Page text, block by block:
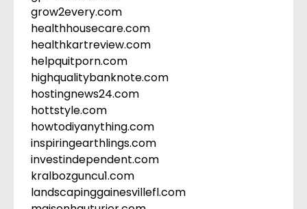
grow2every.com
healthhousecare.com
healthkartreview.com
helpquitporn.com
highqualitybanknote.com
hostingnews24.com
hottstyle.com
howtodiyanything.com
inspiringearthlings.com
investindependent.com
kralbozguncu1.com
landscapinggainesvillefl.com